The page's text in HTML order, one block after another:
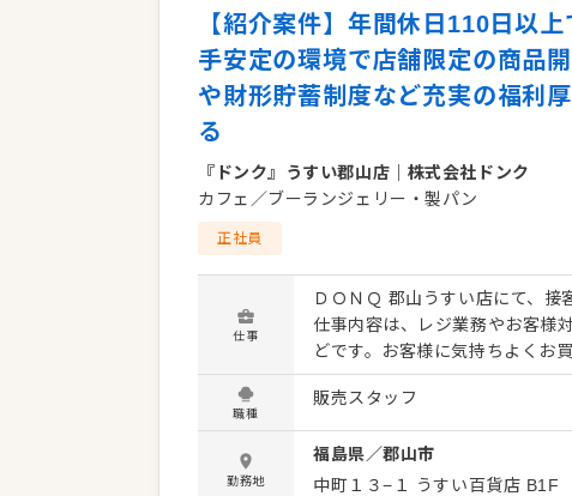
【紹介案件】年間休日110日以
手安定の環境で店舗限定の商品
や財形貯蓄制度など充実の福利
る
『ドンク』うすい郡山店
株式会社ドンク
カフェ／ブーランジェリー・製パン
正社員
仕事
ＤＯＮＱ 郡山うすい店にて、
仕事内容は、レジ業務やお客様
どです。お客様に気持ちよくお
らではの目線でお店をより良くしていく役割を担い
商品をスタッフ自身で作る、商
に身を置きながら、自分のアイ
います。 月9〜10日の休みがあり年間休日は110日以上を約束しているため、趣味や家族との
時間を大切にできます。残業手
職種
販売スタッフ
勤務地
福島県／郡山市
中町１３−１
うすい百貨店 B1F